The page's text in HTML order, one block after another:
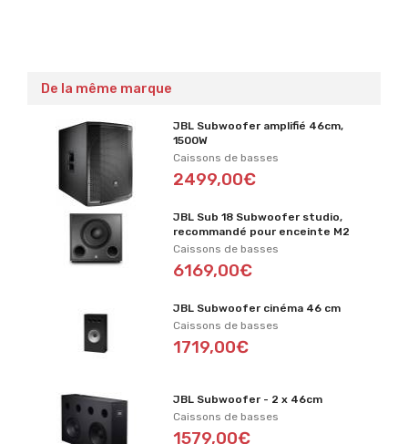
De la même marque
JBL Subwoofer amplifié 46cm,
1500W
Caissons de basses
2499,00€
JBL Sub 18 Subwoofer studio,
recommandé pour enceinte M2
Caissons de basses
6169,00€
JBL Subwoofer cinéma 46 cm
Caissons de basses
1719,00€
JBL Subwoofer - 2 x 46cm
Caissons de basses
1579,00€